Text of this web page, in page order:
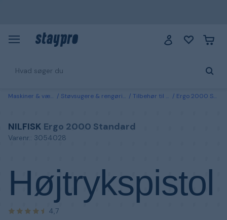
Maskiner & værktøj Støvsugere & rengøringsmaskiner Tilbehør til højtryksrenser Ergo 2000 Standard Nilfisk Højtrykspistol
NILFISK Ergo 2000 Standard
Varenr.: 3054028
Højtrykspistol
4,7